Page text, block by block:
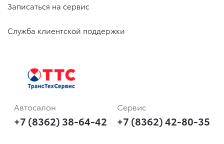
Записаться на сервис
Служба клиентской поддержки
Автосалон
+7 (8362) 38-64-42
Сервис
+7 (8362) 42-80-35